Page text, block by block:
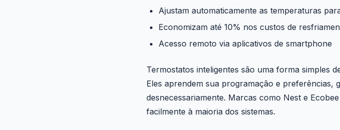
Ajustam automaticamente as temperaturas
Economizam até 10% nos custos de
Acesso remoto via aplicativos de smartphone
Termostatos inteligentes são uma forma simples
Eles aprendem sua programação e preferências,
desnecessariamente. Marcas como Nest e
facilmente à maioria dos sistemas.